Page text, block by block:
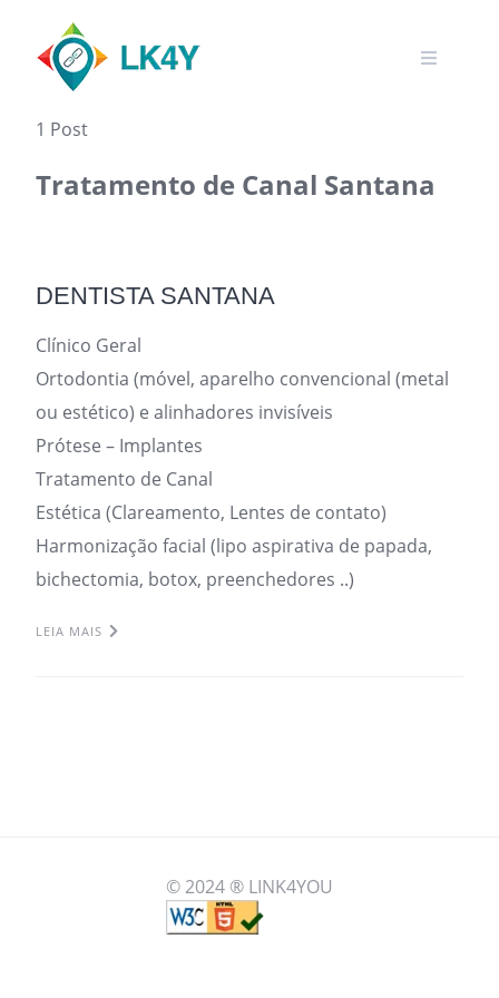
content
1 Post
Tratamento de Canal Santana
DENTISTA SANTANA
Clínico Geral
Ortodontia (móvel, aparelho convencional (metal
ou estético) e alinhadores invisíveis
Prótese – Implantes
Tratamento de Canal
Estética (Clareamento, Lentes de contato)
Harmonização facial (lipo aspirativa de papada,
bichectomia, botox, preenchedores ..)
LEIA MAIS
© 2024 ® LINK4YOU